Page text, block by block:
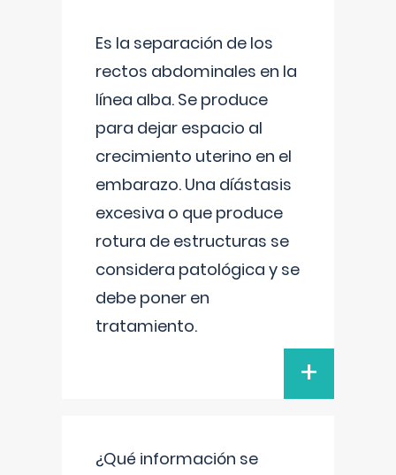
Es la separación de los
rectos abdominales en la
línea alba. Se produce
para dejar espacio al
crecimiento uterino en el
embarazo. Una díástasis
excesiva o que produce
rotura de estructuras se
considera patológica y se
debe poner en
tratamiento.
+
¿Qué información se